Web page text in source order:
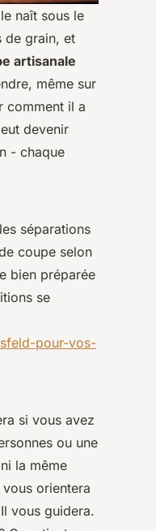
naît sous le
de grain, et
artisanale
même sur
comment il a
devenir
- chaque
séparations
coupe selon
bien préparée
se
pour-vos-
si vous avez
ou une
la même
orientera
vous guidera.